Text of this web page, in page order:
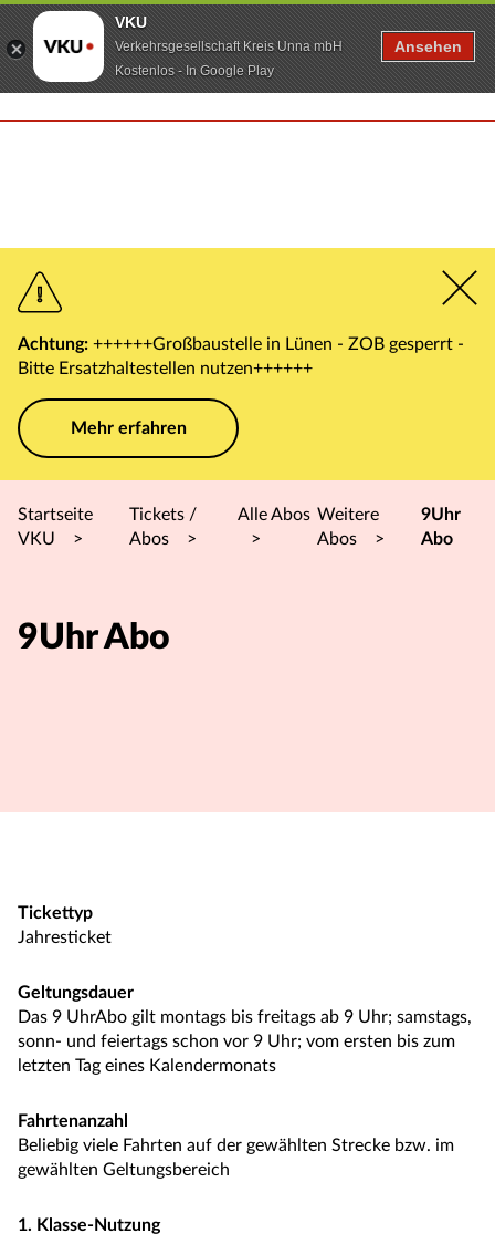
Achtung: ++++++Großbaustelle in Lünen - ZOB gesperrt -
Bitte Ersatzhaltestellen nutzen++++++
Mehr erfahren
Startseite
VKU
>
Tickets /
Abos
>
Alle Abos
>
Weitere
Abos
>
9Uhr
Abo
9Uhr Abo
Tickettyp
Jahresticket
Geltungsdauer
Das 9 UhrAbo gilt montags bis freitags ab 9 Uhr; samstags,
sonn- und feiertags schon vor 9 Uhr; vom ersten bis zum
letzten Tag eines Kalendermonats
Fahrtenanzahl
Beliebig viele Fahrten auf der gewählten Strecke bzw. im
gewählten Geltungsbereich
1. Klasse-Nutzung
VKU
Verkehrsgesellschaft Kreis Unna mbH
Kostenlos - In Google Play
Ansehen